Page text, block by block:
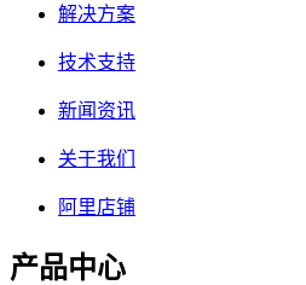
解决方案
技术支持
新闻资讯
关于我们
阿里店铺
产品中心